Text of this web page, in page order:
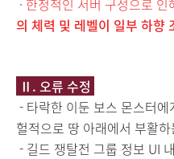
· 한정적인 서버 구성으로 인
의 체력 및 레벨이 일부 하향
Ⅱ . 오류 수정
- 타락한 이둔 보스 몬스터
헐적으로 땅 아래에서 부활
- 길드 쟁탈전 그룹 정보 UI